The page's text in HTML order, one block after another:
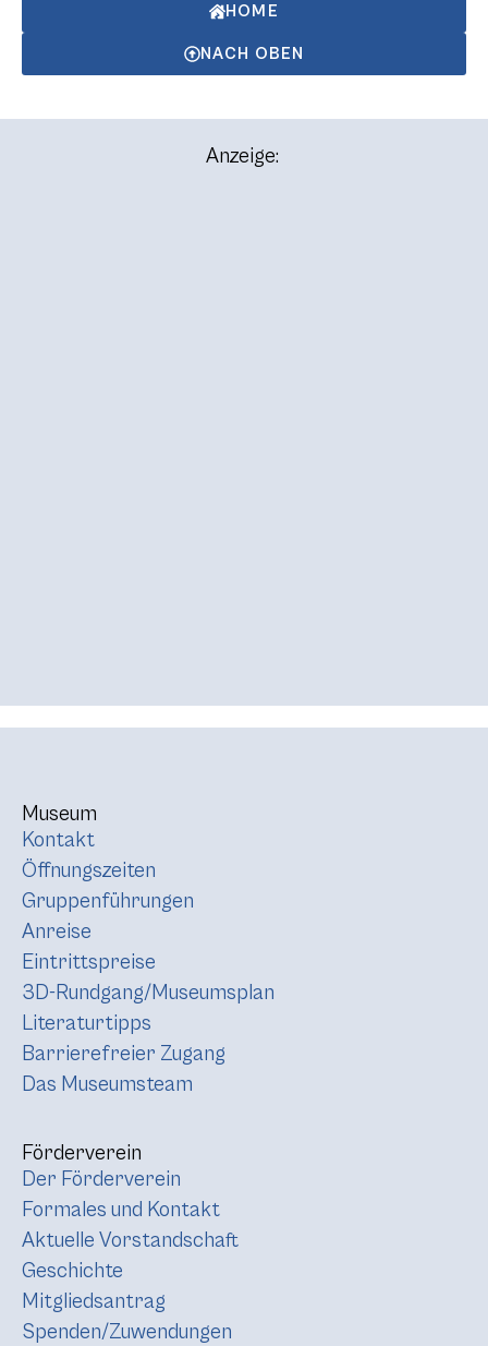
HOME
NACH OBEN
Anzeige:
Museum
Kontakt
Öffnungszeiten
Gruppenführungen
Anreise
Eintrittspreise
3D-Rundgang/Museumsplan
Literaturtipps
Barrierefreier Zugang
Das Museumsteam
Förderverein
Der Förderverein
Formales und Kontakt
Aktuelle Vorstandschaft
Geschichte
Mitgliedsantrag
Spenden/Zuwendungen